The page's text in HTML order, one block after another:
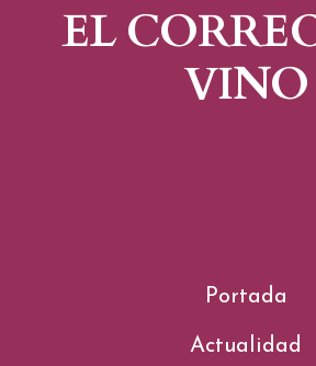
EL
VINO
Portada
Actualidad